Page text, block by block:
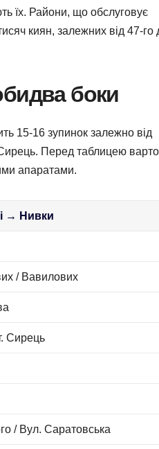
їх. Райони, що обслуговує
киян, залежних від 47-го
боки
15-16 зупинок залежно від
Перед таблицею варто
апаратами.
→ Нивки
/ Вавилових
Сирець
/ Вул. Саратовська